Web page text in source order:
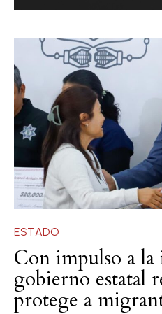
ESTADO
Con impulso a la
gobierno estatal
protege a